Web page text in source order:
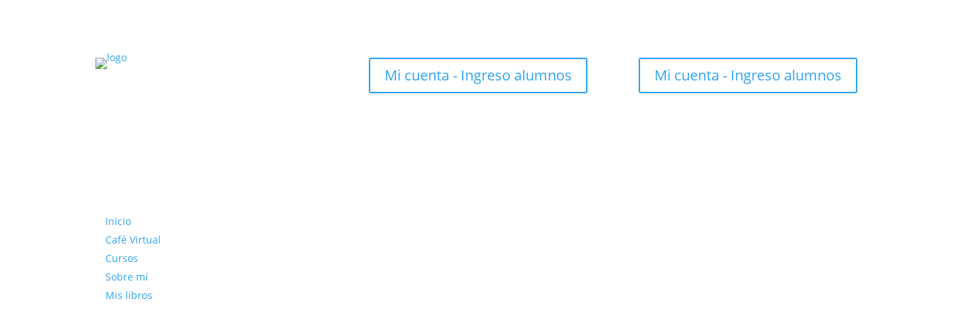
Mi cuenta - Ingreso alumnos Mi cuenta - Ingreso alumnos
Inicio
Café Virtual
Cursos
Sobre mí
Mis libros